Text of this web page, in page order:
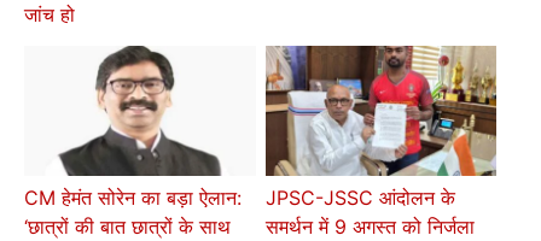
जांच हो
CM हेमंत सोरेन का बड़ा ऐलान:
‘छात्रों की बात छात्रों के साथ
JPSC-JSSC आंदोलन के
समर्थन में 9 अगस्त को निर्जला